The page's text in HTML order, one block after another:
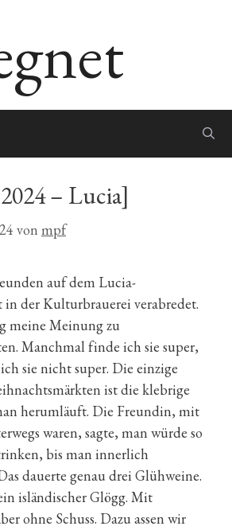
– Lucia]
von mpf
auf dem Lucia-
in der Kulturbrauerei verabredet.
meine Meinung zu
Manchmal finde ich sie super,
sie nicht super. Die einzige
ist die klebrige
herumläuft. Die Freundin, mit
waren, sagte, man würde so
bis man innerlich
dauerte genau drei Glühweine.
isländischer Glögg. Mit
ohne Schuss. Dazu assen wir